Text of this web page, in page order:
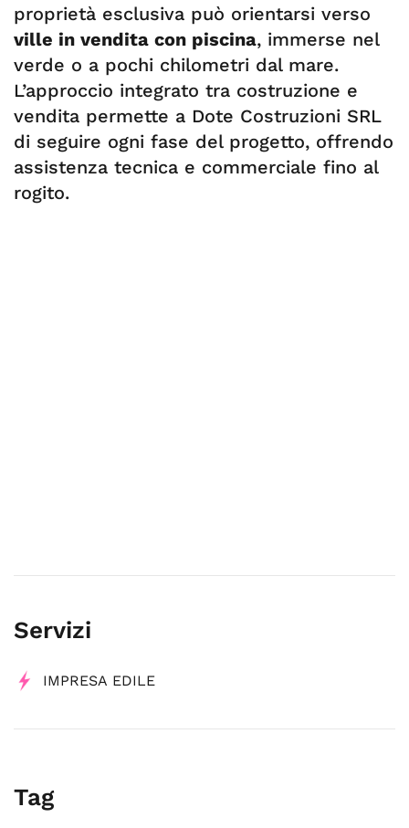
proprietà esclusiva può orientarsi verso
ville in vendita con piscina, immerse nel
verde o a pochi chilometri dal mare.
L’approccio integrato tra costruzione e
vendita permette a Dote Costruzioni SRL
di seguire ogni fase del progetto, offrendo
assistenza tecnica e commerciale fino al
rogito.
Servizi
IMPRESA EDILE
Tag